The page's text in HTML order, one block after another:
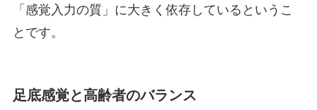
「感覚入力の質」に大きく依存しているというこ
とです。
足底感覚と高齢者のバランス